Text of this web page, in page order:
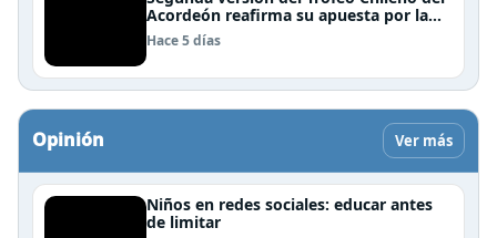
Acordeón reafirma su apuesta por la
profesionalización del instrumento en
Chile
Hace 5 días
Opinión Ver más
Niños en redes sociales: educar antes
de limitar